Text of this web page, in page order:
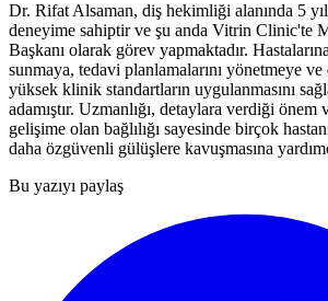
Dr. Rifat Alsaman, diş hekimliği alanında 5
deneyime sahiptir ve şu anda Vitrin Clinic'te
Başkanı olarak görev yapmaktadır.
sunmaya, tedavi planlamalarını yönetmeye
yüksek klinik standartların uygulanmasını
adamıştır. Uzmanlığı, detaylara verdiği
gelişime olan bağlılığı sayesinde birçok
daha özgüvenli gülüşlere kavuşmasına
Bu yazıyı paylaş